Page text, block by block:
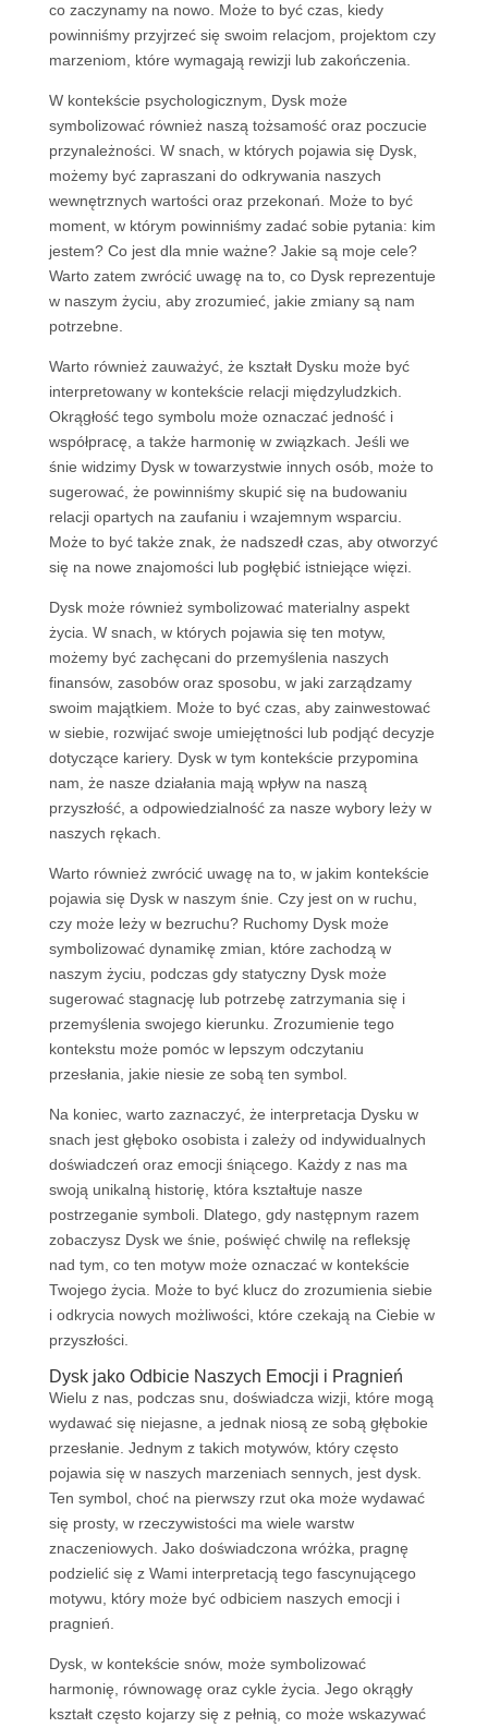
co zaczynamy na nowo. Może to być czas, kiedy
powinniśmy przyjrzeć się swoim relacjom, projektom czy
marzeniom, które wymagają rewizji lub zakończenia.
W kontekście psychologicznym, Dysk może
symbolizować również naszą tożsamość oraz poczucie
przynależności. W snach, w których pojawia się Dysk,
możemy być zapraszani do odkrywania naszych
wewnętrznych wartości oraz przekonań. Może to być
moment, w którym powinniśmy zadać sobie pytania: kim
jestem? Co jest dla mnie ważne? Jakie są moje cele?
Warto zatem zwrócić uwagę na to, co Dysk reprezentuje
w naszym życiu, aby zrozumieć, jakie zmiany są nam
potrzebne.
Warto również zauważyć, że kształt Dysku może być
interpretowany w kontekście relacji międzyludzkich.
Okrągłość tego symbolu może oznaczać jedność i
współpracę, a także harmonię w związkach. Jeśli we
śnie widzimy Dysk w towarzystwie innych osób, może to
sugerować, że powinniśmy skupić się na budowaniu
relacji opartych na zaufaniu i wzajemnym wsparciu.
Może to być także znak, że nadszedł czas, aby otworzyć
się na nowe znajomości lub pogłębić istniejące więzi.
Dysk może również symbolizować materialny aspekt
życia. W snach, w których pojawia się ten motyw,
możemy być zachęcani do przemyślenia naszych
finansów, zasobów oraz sposobu, w jaki zarządzamy
swoim majątkiem. Może to być czas, aby zainwestować
w siebie, rozwijać swoje umiejętności lub podjąć decyzje
dotyczące kariery. Dysk w tym kontekście przypomina
nam, że nasze działania mają wpływ na naszą
przyszłość, a odpowiedzialność za nasze wybory leży w
naszych rękach.
Warto również zwrócić uwagę na to, w jakim kontekście
pojawia się Dysk w naszym śnie. Czy jest on w ruchu,
czy może leży w bezruchu? Ruchomy Dysk może
symbolizować dynamikę zmian, które zachodzą w
naszym życiu, podczas gdy statyczny Dysk może
sugerować stagnację lub potrzebę zatrzymania się i
przemyślenia swojego kierunku. Zrozumienie tego
kontekstu może pomóc w lepszym odczytaniu
przesłania, jakie niesie ze sobą ten symbol.
Na koniec, warto zaznaczyć, że interpretacja Dysku w
snach jest głęboko osobista i zależy od indywidualnych
doświadczeń oraz emocji śniącego. Każdy z nas ma
swoją unikalną historię, która kształtuje nasze
postrzeganie symboli. Dlatego, gdy następnym razem
zobaczysz Dysk we śnie, poświęć chwilę na refleksję
nad tym, co ten motyw może oznaczać w kontekście
Twojego życia. Może to być klucz do zrozumienia siebie
i odkrycia nowych możliwości, które czekają na Ciebie w
przyszłości.
Dysk jako Odbicie Naszych Emocji i Pragnień
Wielu z nas, podczas snu, doświadcza wizji, które mogą
wydawać się niejasne, a jednak niosą ze sobą głębokie
przesłanie. Jednym z takich motywów, który często
pojawia się w naszych marzeniach sennych, jest dysk.
Ten symbol, choć na pierwszy rzut oka może wydawać
się prosty, w rzeczywistości ma wiele warstw
znaczeniowych. Jako doświadczona wróżka, pragnę
podzielić się z Wami interpretacją tego fascynującego
motywu, który może być odbiciem naszych emocji i
pragnień.
Dysk, w kontekście snów, może symbolizować
harmonię, równowagę oraz cykle życia. Jego okrągły
kształt często kojarzy się z pełnią, co może wskazywać